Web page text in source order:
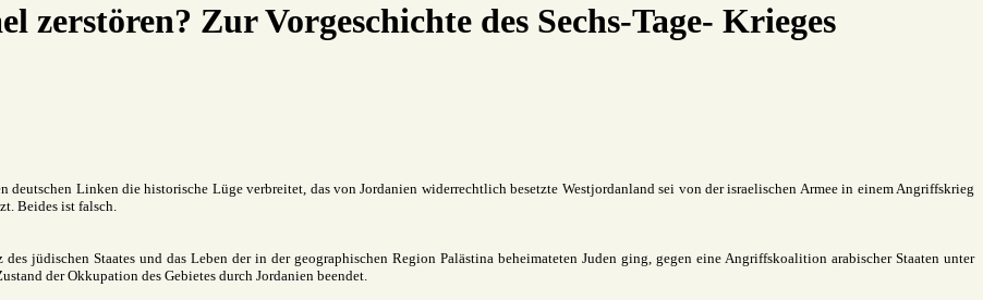
zerstören? Zur Vorgeschichte des Sechs-Tage- Krieges
Linken die historische Lüge verbreitet, das von Jordanien widerrechtlich besetzte Westjordanland sei von der israelischen Armee in einem Angriffskrieg
Beides ist falsch.
jüdischen Staates und das Leben der in der geographischen Region Palästina beheimateten Juden ging, gegen eine Angriffskoalition arabischer Staaten unter
der Okkupation des Gebietes durch Jordanien beendet.